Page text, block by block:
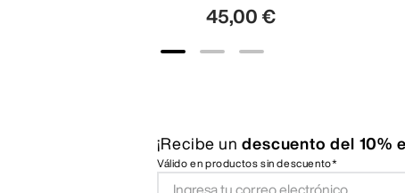
45,00 €
¡Recibe un descuento del 10%
Válido en productos sin descuento*